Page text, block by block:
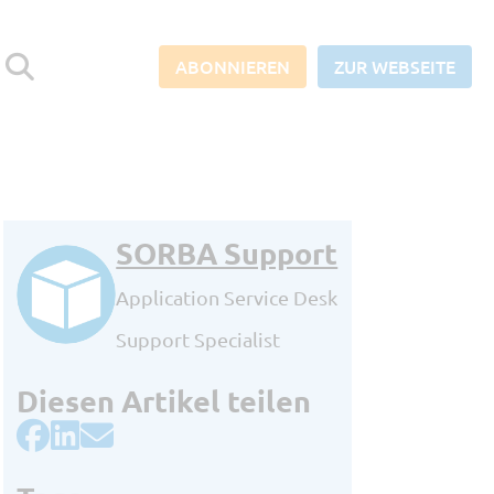
Abonnieren Sie den SORBA-
Blog und verpassen Sie keine
Berufliche E-Mail Adresse
ABONNIEREN ZUR WEBSEITE
SORBA Support
Application Service Desk
Support Specialist
Diesen Artikel teilen